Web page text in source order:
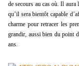
de secours au cas où. Il aura
qu’il sera bientôt capable
charme pour retracer les
grandir, aussi bien du point
ans.